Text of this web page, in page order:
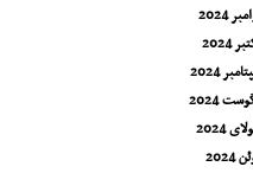
2024
2024
2024
2024
2024
2024